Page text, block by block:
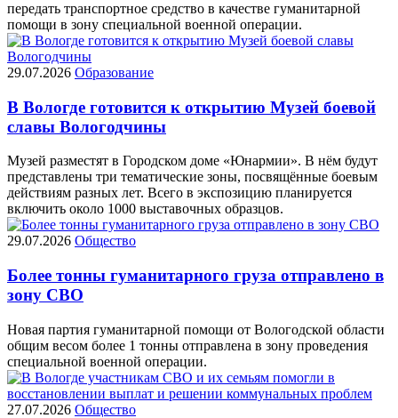
передать транспортное средство в качестве гуманитарной
помощи в зону специальной военной операции.
29.07.2026 Образование
В Вологде готовится к открытию Музей боевой
славы Вологодчины
Музей разместят в Городском доме «Юнармии». В нём будут
представлены три тематические зоны, посвящённые боевым
действиям разных лет. Всего в экспозицию планируется
включить около 1000 выставочных образцов.
29.07.2026 Общество
Более тонны гуманитарного груза отправлено в
зону СВО
Новая партия гуманитарной помощи от Вологодской области
общим весом более 1 тонны отправлена в зону проведения
специальной военной операции.
27.07.2026 Общество